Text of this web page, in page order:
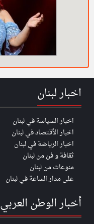
اخبار لبنان
اخبار السياسة في لبنان
اخبار الأقتصاد في لبنان
اخبار الرياضة في لبنان
ثقافة و فن من لبنان
منوعات من لبنان
على مدار الساعة في لبنان
أخبار الوطن العربي